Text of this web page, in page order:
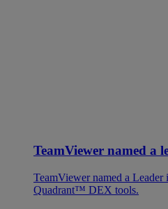
TeamViewer named a
TeamViewer named a
Quadrant™ DEX tools.